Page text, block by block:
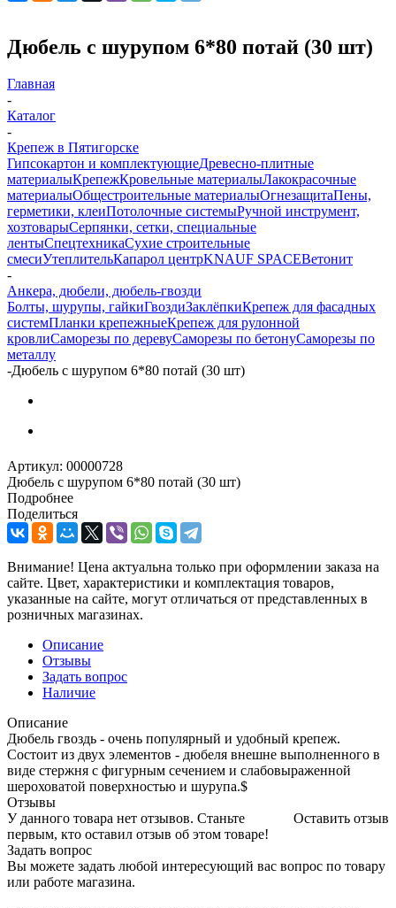
Дюбель с шурупом 6*80 потай (30 шт)
Главная
-
Каталог
-
Крепеж в Пятигорске
Гипсокартон и комплектующиеДревесно-плитные
материалыКрепежКровельные материалыЛакокрасочные
материалыОбщестроительные материалыОгнезащитаПены,
герметики, клеиПотолочные системыРучной инструмент,
хозтоварыСерпянки, сетки, специальные
лентыСпецтехникаСухие строительные
смесиУтеплительКапарол центрKNAUF SPACEВетонит
-
Анкера, дюбели, дюбель-гвозди
Болты, шурупы, гайкиГвоздиЗаклёпкиКрепеж для фасадных
системПланки крепежныеКрепеж для рулонной
кровлиСаморезы по деревуСаморезы по бетонуСаморезы по
металлу
-Дюбель с шурупом 6*80 потай (30 шт)
Артикул: 00000728
Дюбель с шурупом 6*80 потай (30 шт)
Подробнее
Поделиться
Внимание! Цена актуальна только при оформлении заказа на
сайте. Цвет, характеристики и комплектация товаров,
указанные на сайте, могут отличаться от представленных в
розничных магазинах.
Описание
Отзывы
Задать вопрос
Наличие
Описание
Дюбель гвоздь - очень популярный и удобный крепеж.
Состоит из двух элементов - дюбеля внешне выполненного в
виде стержня с фигурным сечением и слабовыраженной
шероховатой поверхностью и шурупа.$
Отзывы
Оставить отзыв
У данного товара нет отзывов. Станьте
первым, кто оставил отзыв об этом товаре!
Задать вопрос
Вы можете задать любой интересующий вас вопрос по товару
или работе магазина.